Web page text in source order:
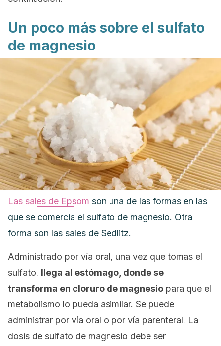
Un poco más sobre el sulfato
de magnesio
Las sales de Epsom son una de las formas en las
que se comercia el sulfato de magnesio. Otra
forma son las sales de Sedlitz.
Administrado por vía oral, una vez que tomas el
sulfato, llega al estómago, donde se
transforma en cloruro de magnesio para que el
metabolismo lo pueda asimilar. Se puede
administrar por vía oral o por vía parenteral. La
dosis de sulfato de magnesio debe ser